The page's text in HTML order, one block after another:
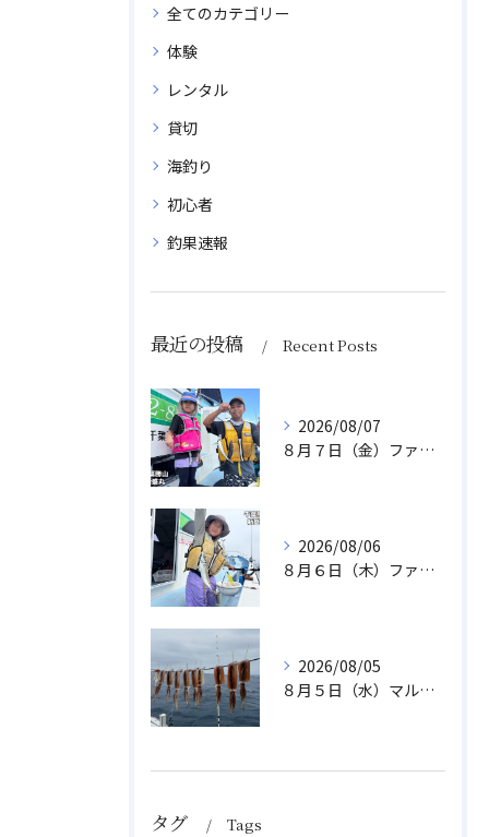
全てのカテゴリー
体験
レンタル
貸切
海釣り
初心者
釣果速報
最近の投稿 Recent Posts
2026/08/07
８月７日（金）ファミリフィッシング
2026/08/06
８月６日（木）ファミリフィッシング
2026/08/05
８月５日（水）マルイカ
タグ Tags